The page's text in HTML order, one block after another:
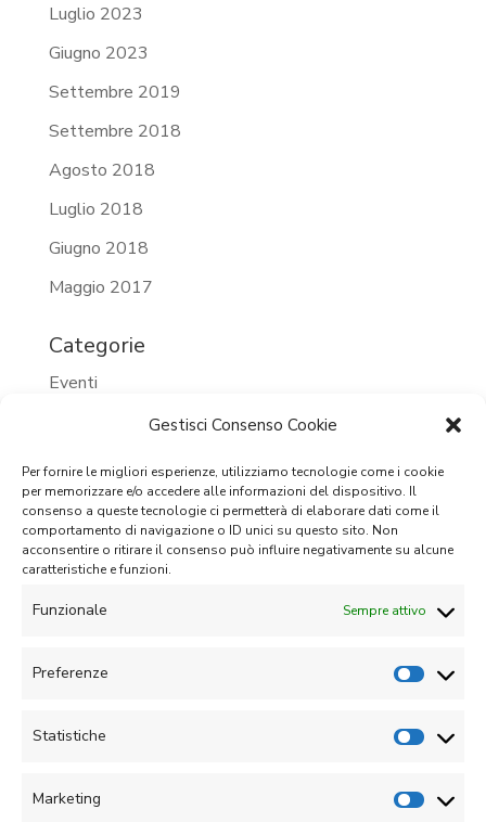
Gestisci Consenso Cookie
Per fornire le migliori esperienze, utilizziamo tecnologie come i cookie
per memorizzare e/o accedere alle informazioni del dispositivo. Il
consenso a queste tecnologie ci permetterà di elaborare dati come il
comportamento di navigazione o ID unici su questo sito. Non
acconsentire o ritirare il consenso può influire negativamente su alcune
caratteristiche e funzioni.
Funzionale Sempre attivo
Preferenze
Statistiche
Marketing
Luglio 2023
Giugno 2023
Settembre 2019
Settembre 2018
Agosto 2018
Luglio 2018
Giugno 2018
Maggio 2017
Categorie
Eventi
Eventi 2024
Eventi passati
Prossimi eventi
Senza categoria
Accedi
WordPress.org